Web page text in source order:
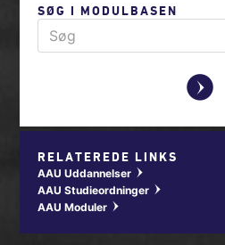
SØG I MODULBASEN
y
RELATEREDE LINKS
AAU Uddannelser w
AAU Studieordninger w
AAU Moduler w